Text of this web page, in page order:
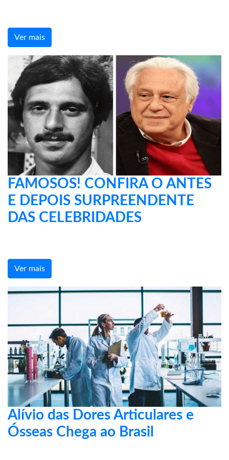
Ver mais
FAMOSOS! CONFIRA O ANTES
E DEPOIS SURPREENDENTE
DAS CELEBRIDADES
Ver mais
Alívio das Dores Articulares e
Ósseas Chega ao Brasil